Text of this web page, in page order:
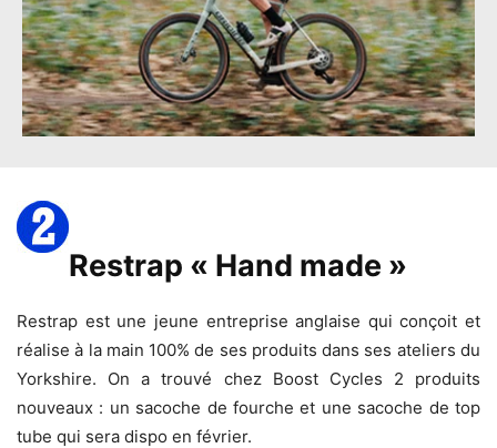
Restrap « Hand made »
Restrap est une jeune entreprise anglaise qui conçoit et
réalise à la main 100% de ses produits dans ses ateliers du
Yorkshire. On a trouvé chez Boost Cycles 2 produits
nouveaux : un sacoche de fourche et une sacoche de top
tube qui sera dispo en février.